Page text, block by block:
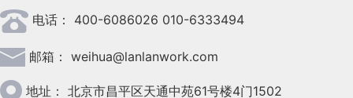
2023年3月(37)
2023年2月(90)
2023年1月(78)
电话： 400-6086026 010-6333494
邮箱： weihua@lanlanwork.com
地址： 北京市昌平区天通中苑61号楼4门1502